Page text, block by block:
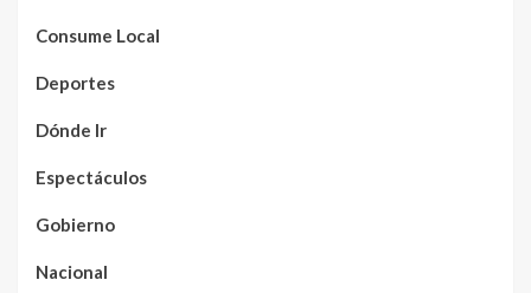
Consume Local
Deportes
Dónde Ir
Espectáculos
Gobierno
Nacional